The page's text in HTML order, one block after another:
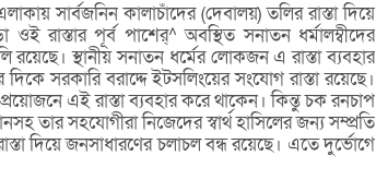
সার্বজনিন কালাচাঁদের (দেবালয়) তলির রাস্তা দিয়ে
রাস্তার পূর্ব পাশের্^ অবস্থিত সনাতন ধর্মালম্বীদের
স্থানীয় সনাতন ধর্মের লোকজন এ রাস্তা ব্যবহার
সরকারি বরাদ্দে ইটসলিংয়ের সংযোগ রাস্তা রয়েছে।
এই রাস্তা ব্যবহার করে থাকেন। কিন্তু চক রনচাপ
তার সহযোগীরা নিজেদের স্বার্থ হাসিলের জন্য সম্প্রতি
দিয়ে জনসাধারণের চলাচল বন্ধ রয়েছে। এতে দুর্ভোগে